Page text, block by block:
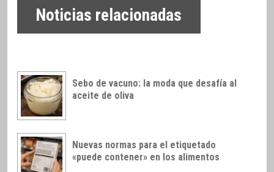
Noticias relacionadas
Sebo de vacuno: la moda que desafía al
aceite de oliva
Nuevas normas para el etiquetado
«puede contener» en los alimentos